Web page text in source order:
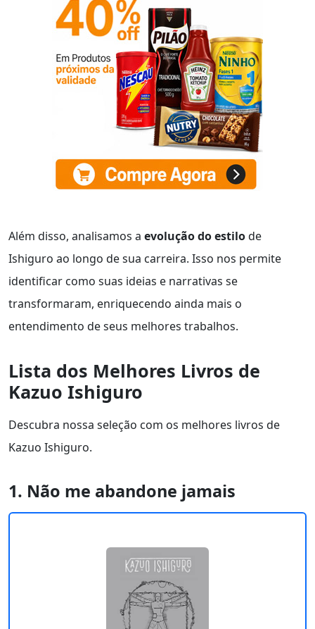
Além disso, analisamos a evolução do estilode
Ishiguro ao longo de sua carreira. Isso nos permite
identificar como suas ideias e narrativas se
transformaram, enriquecendo ainda mais o
entendimento de seus melhores trabalhos.
Lista dos Melhores Livros de
Kazuo Ishiguro
Descubra nossa seleção com os melhores livros de
Kazuo Ishiguro.
1. Não me abandone jamais